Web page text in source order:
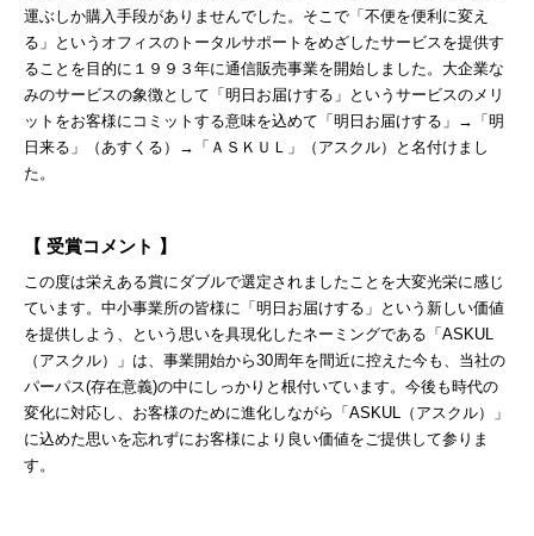
運ぶしか購入手段がありませんでした。そこで「不便を便利に変え
る」というオフィスのトータルサポートをめざしたサービスを提供す
ることを目的に１９９３年に通信販売事業を開始しました。大企業な
みのサービスの象徴として「明日お届けする」というサービスのメリ
ットをお客様にコミットする意味を込めて「明日お届けする」→「明
日来る」（あすくる）→「ＡＳＫＵＬ」（アスクル）と名付けまし
た。
【 受賞コメント 】
この度は栄えある賞にダブルで選定されましたことを大変光栄に感じ
ています。中小事業所の皆様に「明日お届けする」という新しい価値
を提供しよう、という思いを具現化したネーミングである「ASKUL
（アスクル）」は、事業開始から30周年を間近に控えた今も、当社の
パーパス(存在意義)の中にしっかりと根付いています。今後も時代の
変化に対応し、お客様のために進化しながら「ASKUL（アスクル）」
に込めた思いを忘れずにお客様により良い価値をご提供して参りま
す。